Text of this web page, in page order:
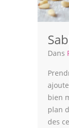
Dans
bien
plan
des